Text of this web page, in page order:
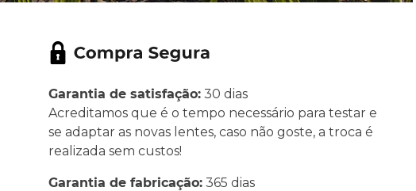
Garantia de satisfação:30 dias
Acreditamos que é o tempo necessário para testar e
se adaptar as novas lentes, caso não goste, a troca é
realizada sem custos!
Garantia de fabricação:365 dias